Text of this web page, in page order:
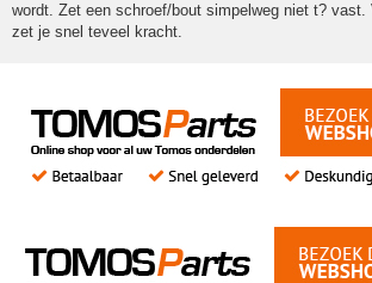
wordt. Zet een schroef/bout simpelweg niet t? vast.
zet je snel teveel kracht.